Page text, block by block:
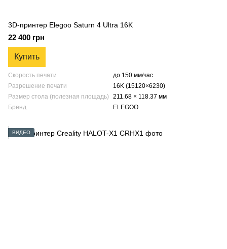
3D-принтер Elegoo Saturn 4 Ultra 16K
22 400 грн
Купить
Скорость печати
до 150 мм/час
Разрешение печати
16K (15120×6230)
Размер стола (полезная площадь)
211.68 × 118.37 мм
Бренд
ELEGOO
ВИДЕО